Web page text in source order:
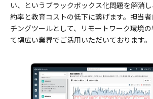
い、というブラックボックス化問題を解消
約率と教育コストの低下に繋げます。担当
チングツールとして、リモートワーク環境
て幅広い業界でご活用いただいております。